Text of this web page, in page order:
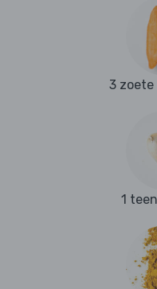
3 zoete
1